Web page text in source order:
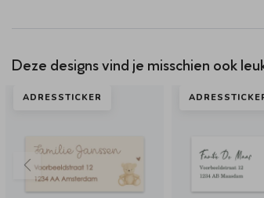
Deze designs vind je misschien ook
ADRESSTICKER